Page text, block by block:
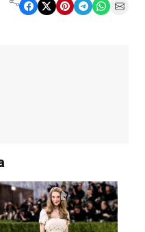
Share on Facebook Share on X Share on Pinterest Share on Telegram Share on WhatsApp Share on Email